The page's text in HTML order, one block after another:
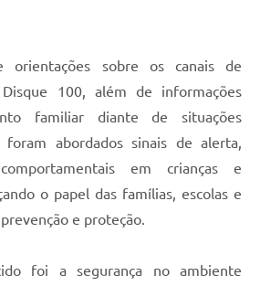
orientações sobre os canais de
100, além de informações
familiar diante de situações
foram abordados sinais de alerta,
em crianças e
o papel das famílias, escolas e
e proteção.
foi a segurança no ambiente